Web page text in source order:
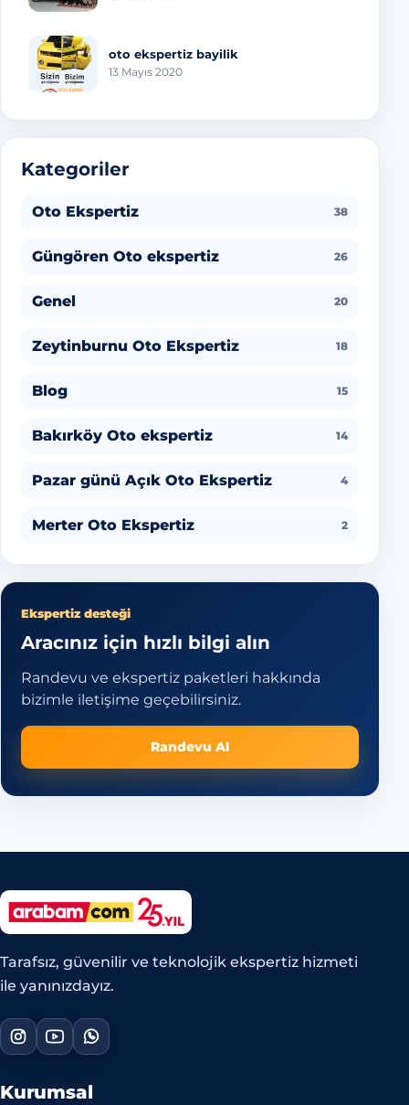
oto ekspertiz bayilik
13 Mayıs 2020
Kategoriler
Oto Ekspertiz 38
Güngören Oto ekspertiz 26
Genel 20
Zeytinburnu Oto Ekspertiz 18
Blog 15
Bakırköy Oto ekspertiz 14
Pazar günü Açık Oto Ekspertiz 4
Merter Oto Ekspertiz 2
Ekspertiz desteği
Aracınız için hızlı bilgi alın
Randevu ve ekspertiz paketleri hakkında
bizimle iletişime geçebilirsiniz.
Randevu Al
Tarafsız, güvenilir ve teknolojik ekspertiz hizmeti
ile yanınızdayız.
Kurumsal